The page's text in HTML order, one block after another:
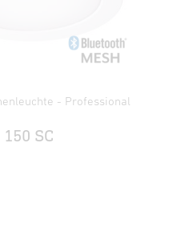
- Professional
SC